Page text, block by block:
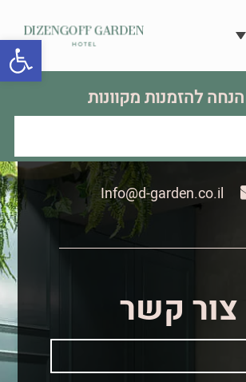
03-6943600
03-6948086
דיזינגוף 138, ת"א 6346102
Info@d-garden.co.il
צור קשר